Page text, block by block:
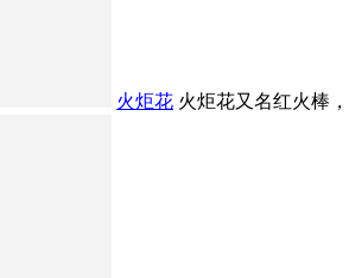
火炬花 火炬花又名红火棒